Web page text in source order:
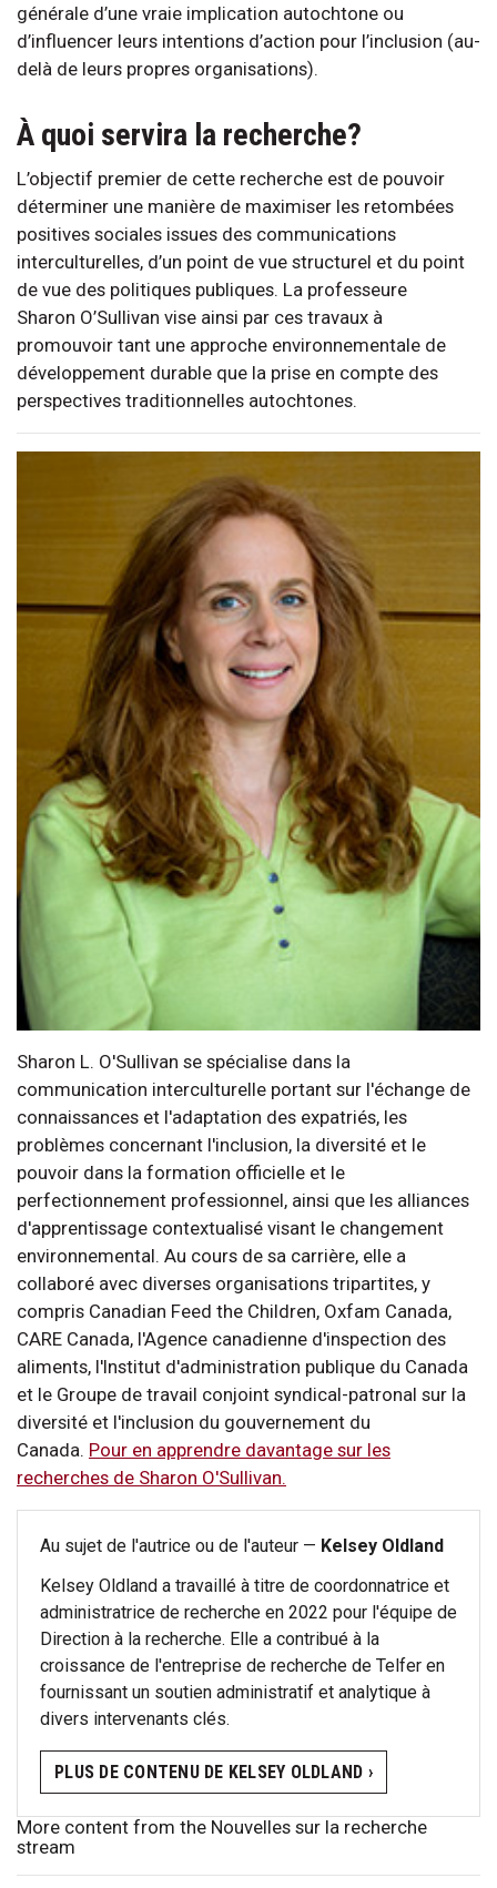
générale d’une vraie implication autochtone ou
d’influencer leurs intentions d’action pour l’inclusion (au-
delà de leurs propres organisations).
À quoi servira la recherche?
L’objectif premier de cette recherche est de pouvoir
déterminer une manière de maximiser les retombées
positives sociales issues des communications
interculturelles, d’un point de vue structurel et du point
de vue des politiques publiques. La professeure
Sharon O’Sullivan vise ainsi par ces travaux à
promouvoir tant une approche environnementale de
développement durable que la prise en compte des
perspectives traditionnelles autochtones.
Sharon L. O'Sullivan se spécialise dans la
communication interculturelle portant sur l'échange de
connaissances et l'adaptation des expatriés, les
problèmes concernant l'inclusion, la diversité et le
pouvoir dans la formation officielle et le
perfectionnement professionnel, ainsi que les alliances
d'apprentissage contextualisé visant le changement
environnemental. Au cours de sa carrière, elle a
collaboré avec diverses organisations tripartites, y
compris Canadian Feed the Children, Oxfam Canada,
CARE Canada, l'Agence canadienne d'inspection des
aliments, l'Institut d'administration publique du Canada
et le Groupe de travail conjoint syndical-patronal sur la
diversité et l'inclusion du gouvernement du
Canada. Pour en apprendre davantage sur les
recherches de Sharon O'Sullivan.
Au sujet de l'autrice ou de l'auteur — Kelsey Oldland
Kelsey Oldland a travaillé à titre de coordonnatrice et
administratrice de recherche en 2022 pour l'équipe de
Direction à la recherche. Elle a contribué à la
croissance de l'entreprise de recherche de Telfer en
fournissant un soutien administratif et analytique à
divers intervenants clés.
PLUS DE CONTENU DE KELSEY OLDLAND ›
More content from the Nouvelles sur la recherche
stream